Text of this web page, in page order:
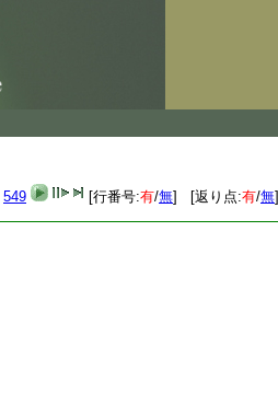
549 [行番号:有/無] [返り点:有/無]